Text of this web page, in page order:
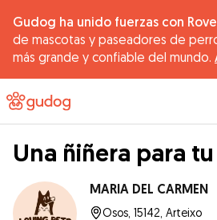
Gudog ha unido fuerzas con
de mascotas y paseadores de
más grande y confiable del mundo.
Una ñiñera para
MARIA DEL CARMEN
Osos, 15142, Arteixo